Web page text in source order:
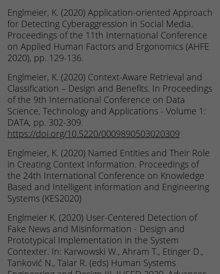
Englmeier, K. (2020) Application-oriented Approach
for Detecting Cyberaggression in Social Media.
Proceedings of the 11th International Conference
on Applied Human Factors and Ergonomics (AHFE
2020), pp. 129-136.
Englmeier, K. (2020) Context-Aware Retrieval and
Classification – Design and Benefits. In Proceedings
of the 9th International Conference on Data
Science, Technology and Applications - Volume 1:
DATA, pp. 302-309.
https://doi.org/10.5220/0009890503020309
Englmeier, K. (2020) Named Entities and Their Role
in Creating Context Information. Proceedings of
the 24th International Conference on Knowledge
Based and Intelligent information and Engineering
Systems (KES2020)
Englmeier K. (2020) User-Centered Detection of
Fake News and Misinformation - Design and
Prototypical Implementation in the System
Contexter. In: Karwowski W., Ahram T., Etinger D.,
Tanković N., Taiar R. (eds) Human Systems